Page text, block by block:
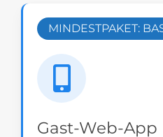
MINDESTPAKET:
Gast-Web-App